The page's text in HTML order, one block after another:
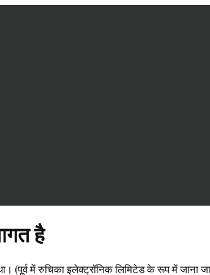
है
(पूर्व में रुचिका इलेक्ट्रॉनिक लिमिटेड के रूप में जाना